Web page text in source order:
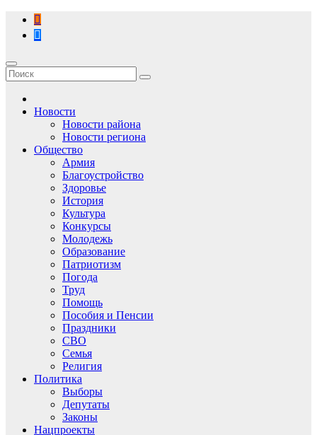
Перейти
содержимому
Новости
Новости района
Новости региона
Общество
Армия
Благоустройство
Здоровье
История
Культура
Конкурсы
Молодежь
Образование
Патриотизм
Погода
Труд
Помощь
Пособия и Пенсии
Праздники
СВО
Семья
Религия
Политика
Выборы
Депутаты
Законы
Нацпроекты